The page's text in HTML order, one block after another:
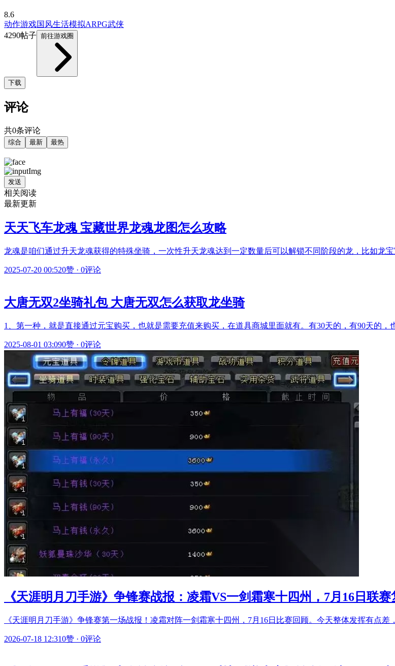
8.6
动作游戏国风生活模拟ARPG武侠
4290帖子 前往游戏圈
下载
评论
共0条评论
综合 最新 最热
发送
相关阅读
最新更新
天天飞车龙魂 宝藏世界龙魂龙图怎么攻略
龙魂是咱们通过升天龙魂获得的特殊坐骑，一次性升天龙魂达到一定数量后可以解锁不同阶段的龙，比如
2025-07-20 00:520赞 · 0评论
大唐无双2坐骑礼包 大唐无双怎么获取龙坐骑
1、第一种，就是直接通过元宝购买，也就是需要充值来购买，在道具商城里面就有。有30天的，有90天的，
2025-08-01 03:090赞 · 0评论
《天涯明月刀手游》争锋赛战报：凌霜VS一剑霜寒十四州，7月16日联
《天涯明月刀手游》争锋赛第一场战报！凌霜对阵一剑霜寒十四州，7月16日比赛回顾。今天整体发挥有点
2026-07-18 12:310赞 · 0评论